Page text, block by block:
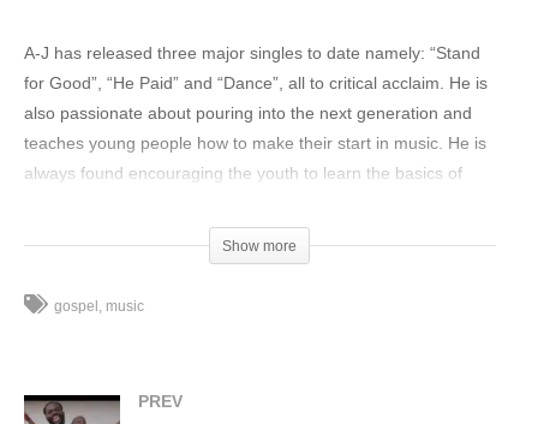
A-J has released three major singles to date namely: “Stand
for Good”, “He Paid” and “Dance”, all to critical acclaim. He is
also passionate about pouring into the next generation and
teaches young people how to make their start in music. He is
always found encouraging the youth to learn the basics of
composition. A-J’s profound knowledge of Music Theory and
Solfeggio has been honed with two certifications from a music
school and he is always encouraging others to do the same.
Show more
gospel music
PREV